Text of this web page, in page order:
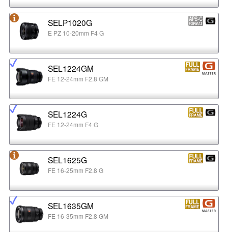
SELP1020G
E PZ 10-20mm F4 G
SEL1224GM
FE 12-24mm F2.8 GM
SEL1224G
FE 12-24mm F4 G
SEL1625G
FE 16-25mm F2.8 G
SEL1635GM
FE 16-35mm F2.8 GM